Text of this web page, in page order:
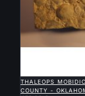
THALEOPS
COUNTY -